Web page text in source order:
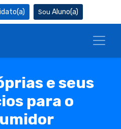
Aluno(a)
e seus
para o